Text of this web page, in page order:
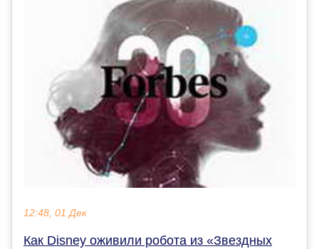
12:48, 01 Дек
Как Disney оживили робота из «Звездных